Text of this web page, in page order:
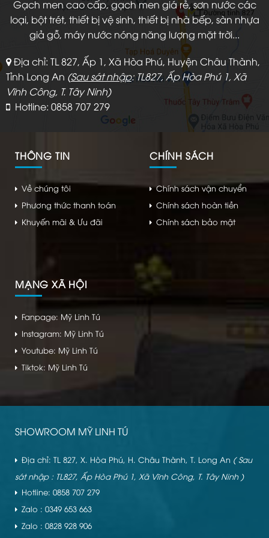
Gạch men cao cấp, gạch men giá rẻ, sơn nước các
loại, bột trét, thiết bị vệ sinh, thiết bị nhà bếp, sàn nhựa
giả gỗ, máy nước nóng năng lượng mặt trời...
Địa chỉ: TL 827, Ấp 1, Xã Hòa Phú, Huyện Châu Thành,
Tỉnh Long An (Sau sát nhập: TL827, Ấp Hòa Phú 1, Xã
Vĩnh Công, T. Tây Ninh)
Hotline: 0858 707 279
THÔNG TIN
Về chúng tôi
Phương thức thanh toán
Khuyến mãi & Ưu đãi
CHÍNH SÁCH
Chính sách vận chuyển
Chính sách hoàn tiền
Chính sách bảo mật
MẠNG XÃ HỘI
Fanpage: Mỹ Linh Tú
Instagram: Mỹ Linh Tú
Youtube: Mỹ Linh Tú
Tiktok: Mỹ Linh Tú
SHOWROOM MỸ LINH TÚ
Địa chỉ: TL 827, X. Hòa Phú, H. Châu Thành, T. Long An ( Sau
sát nhập : TL827, Ấp Hòa Phú 1, Xã Vĩnh Công, T. Tây Ninh )
Hotline: 0858 707 279
Zalo : 0349 653 663
Zalo : 0828 928 906